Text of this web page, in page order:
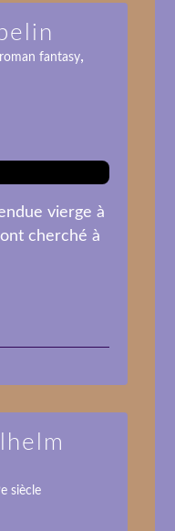
roman fantasy,
vierge à
cherché à
siècle